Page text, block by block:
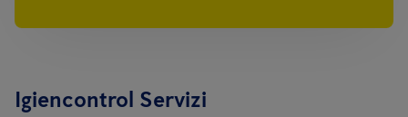
Igiencontrol Servizi